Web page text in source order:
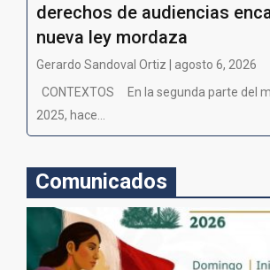
derechos de audiencias
nueva ley mordaza
Gerardo Sandoval Ortiz | agosto 6, 2026
CONTEXTOS En la segunda parte del
2025, hace...
Comunicados